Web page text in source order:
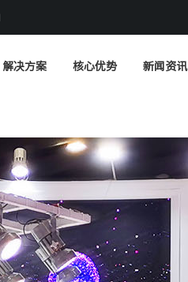
解决方案 核心优势 新闻资讯